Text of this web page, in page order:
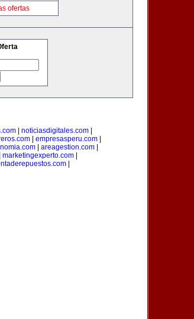
ofertas
| noticiasdigitales.com|
empresasperu.com
| areagestion.com|
marketingexperto.com|